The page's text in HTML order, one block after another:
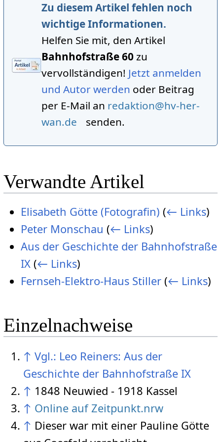
Zu diesem Artikel fehlen noch
wichtige Informationen.
Helfen Sie mit, den Artikel
Bahnhofstraße 60zu
vervollständigen! Jetzt anmelden
und Autor werden oder Beitrag
per E-Mail an redaktion@hv-her-
wan.de
senden.
Verwandte Artikel
Elisabeth Götte (Fotografin) (← Links)
Peter Monschau (← Links)
Aus der Geschichte der Bahnhofstraße
IX (← Links)
Fernseh-Elektro-Haus Stiller (← Links)
Einzelnachweise
↑ Vgl.: Leo Reiners: Aus der
Geschichte der Bahnhofstraße IX
↑ 1848 Neuwied - 1918 Kassel
↑ Online auf Zeitpunkt.nrw
↑ Dieser war mit einer Pauline Götte